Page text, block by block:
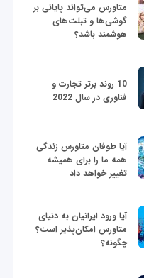
متاورس می‌تواند پایانی بر
گوشی‌ها و تبلت‌های
هوشمند باشد؟
10 روند برتر تجارت و
فناوری در سال 2022
آیا طوفان متاورس زندگی
همه ما را برای همیشه
تغییر خواهد داد
آیا ورود ایرانیان به دنیای
متاورس امکان‌پذیر است؟
چگونه؟